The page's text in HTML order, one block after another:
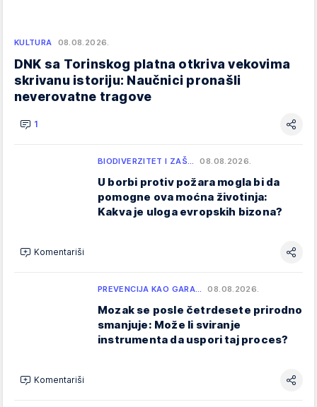
KULTURA 08.08.2026.
DNK sa Torinskog platna otkriva vekovima
skrivanu istoriju: Naučnici pronašli
neverovatne tragove
1
BIODIVERZITET I ZAŠ… 08.08.2026.
U borbi protiv požara mogla bi da
pomogne ova moćna životinja:
Kakva je uloga evropskih bizona?
Komentariši
PREVENCIJA KAO GARA… 08.08.2026.
Mozak se posle četrdesete prirodno
smanjuje: Može li sviranje
instrumenta da uspori taj proces?
Komentariši